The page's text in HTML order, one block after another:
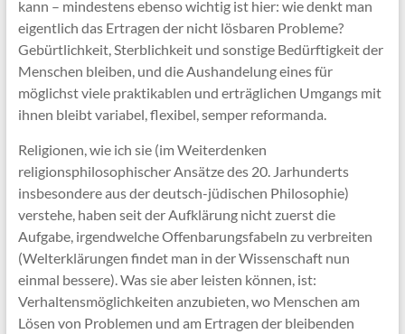
kann – mindestens ebenso wichtig ist hier: wie denkt man
eigentlich das Ertragen der nicht lösbaren Probleme?
Gebürtlichkeit, Sterblichkeit und sonstige Bedürftigkeit der
Menschen bleiben, und die Aushandelung eines für
möglichst viele praktikablen und erträglichen Umgangs mit
ihnen bleibt variabel, flexibel, semper reformanda.
Religionen, wie ich sie (im Weiterdenken
religionsphilosophischer Ansätze des 20. Jarhunderts
insbesondere aus der deutsch-jüdischen Philosophie)
verstehe, haben seit der Aufklärung nicht zuerst die
Aufgabe, irgendwelche Offenbarungsfabeln zu verbreiten
(Welterklärungen findet man in der Wissenschaft nun
einmal bessere). Was sie aber leisten können, ist:
Verhaltensmöglichkeiten anzubieten, wo Menschen am
Lösen von Problemen und am Ertragen der bleibenden